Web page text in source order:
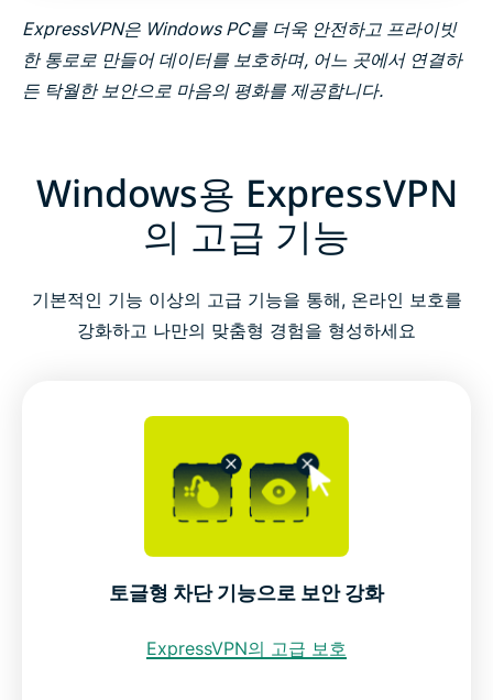
ExpressVPN은 Windows PC를 더욱 안전하고 프라이빗
한 통로로 만들어 데이터를 보호하며, 어느 곳에서 연결하
든 탁월한 보안으로 마음의 평화를 제공합니다.
Windows용 ExpressVPN
의 고급 기능
기본적인 기능 이상의 고급 기능을 통해, 온라인 보호를
강화하고 나만의 맞춤형 경험을 형성하세요
토글형 차단 기능으로 보안 강화
ExpressVPN의 고급 보호